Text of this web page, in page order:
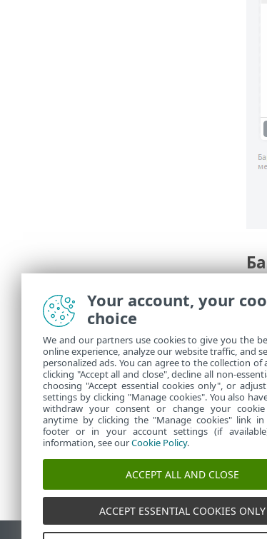
Your account, your
choice
We and our partners use cookies to give you the
online experience, analyze our website traffic, and
personalized ads. You can agree to the collection of
clicking "Accept all and close", decline all non-
choosing "Accept essential cookies only", or
settings by clicking "Manage cookies". You also
withdraw your consent or change your cookie
anytime by clicking the "Manage cookies" link
footer or in your account settings (if
information, see ourCookie Policy.
ACCEPT ALL AND CLOSE
ACCEPT ESSENTIAL COOKIES ONLY